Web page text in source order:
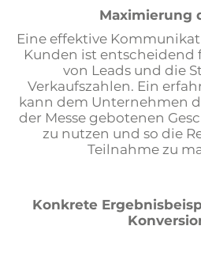
Maximierung
Eine effektive
Kunden ist entscheidend
von Leads und die
Verkaufszahlen. Ein
kann dem Unternehmen
der Messe gebotenen
zu nutzen und so die
Teilnahme zu
Konkrete